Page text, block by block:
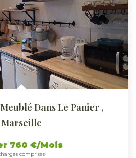
Dans Le Panier ,
Marseille
760 €/mois
comprises